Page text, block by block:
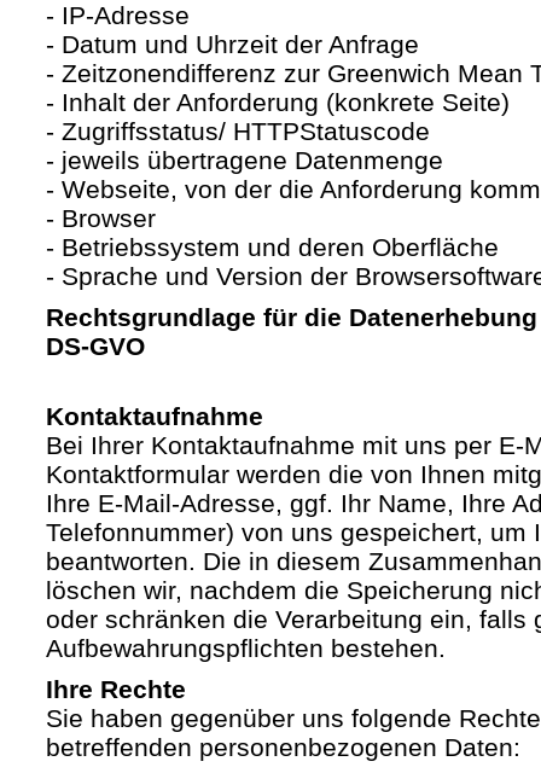
- IP-Adresse
- Datum und Uhrzeit der Anfrage
- Zeitzonendifferenz zur Greenwich Mean
- Inhalt der Anforderung (konkrete Seite)
- Zugriffsstatus/ HTTPStatuscode
- jeweils übertragene Datenmenge
- Webseite, von der die Anforderung
- Browser
- Betriebssystem und deren Oberfläche
- Sprache und Version der
Rechtsgrundlage für die
DS-GVO
Kontaktaufnahme
Bei Ihrer Kontaktaufnahme mit uns per E-
Kontaktformular werden die von Ihnen
Ihre E-Mail-Adresse, ggf. Ihr Name, Ihre
Telefonnummer) von uns gespeichert, um
beantworten. Die in diesem
löschen wir, nachdem die Speicherung
oder schränken die Verarbeitung ein, falls
Aufbewahrungspflichten bestehen.
Ihre Rechte
Sie haben gegenüber uns folgende
betreffenden personenbezogenen Daten: